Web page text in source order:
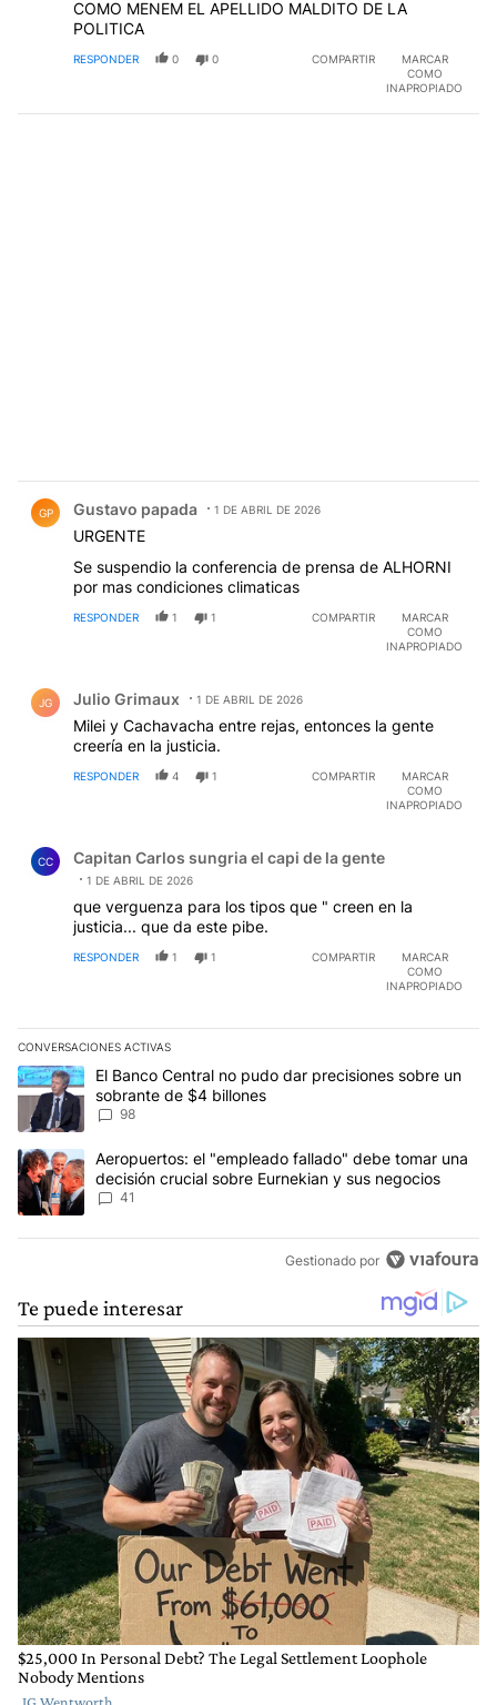
COMO MENEM EL APELLIDO MALDITO DE LA
POLITICA
RESPONDER 0 0 COMPARTIR
MARCAR
COMO
INAPROPIADO
GP Gustavo papada 1 DE ABRIL DE 2026
URGENTE
Se suspendio la conferencia de prensa de ALHORNI
por mas condiciones climaticas
RESPONDER 1 1 COMPARTIR
MARCAR
COMO
INAPROPIADO
JG Julio Grimaux 1 DE ABRIL DE 2026
Milei y Cachavacha entre rejas, entonces la gente
creería en la justicia.
RESPONDER 4 1 COMPARTIR
MARCAR
COMO
INAPROPIADO
CC Capitan Carlos sungria el capi de la gente
1 DE ABRIL DE 2026
que verguenza para los tipos que " creen en la
justicia... que da este pibe.
RESPONDER 1 1 COMPARTIR
MARCAR
COMO
INAPROPIADO
CONVERSACIONES ACTIVAS
Este listado muestra los artículos con más comentarios en los
Un artículo de tendencia con el título "El Banco Central no pudo
El Banco Central no pudo dar precisiones sobre un
sobrante de $4 billones
98
Un artículo de tendencia con el título "Aeropuertos: el
Aeropuertos: el "empleado fallado" debe tomar una
decisión crucial sobre Eurnekian y sus negocios
41
Gestionado por